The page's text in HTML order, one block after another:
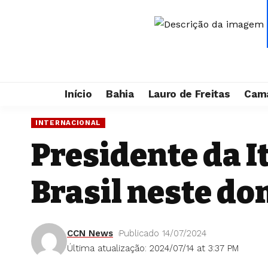
Início Bahia Lauro de Freitas
INTERNACIONAL
Presidente da
Brasil neste
Última atualização: 2024/07/14 at 3:37 PM
CCN News Publicado 14/07/2024